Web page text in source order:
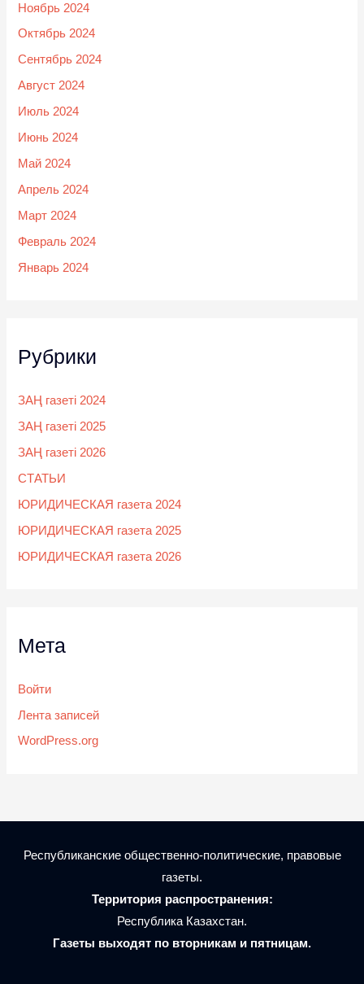
Ноябрь 2024
Октябрь 2024
Сентябрь 2024
Август 2024
Июль 2024
Июнь 2024
Май 2024
Апрель 2024
Март 2024
Февраль 2024
Январь 2024
Рубрики
ЗАҢ газеті 2024
ЗАҢ газеті 2025
ЗАҢ газеті 2026
СТАТЬИ
ЮРИДИЧЕСКАЯ газета 2024
ЮРИДИЧЕСКАЯ газета 2025
ЮРИДИЧЕСКАЯ газета 2026
Мета
Войти
Лента записей
WordPress.org
Республиканские общественно-политические, правовые
газеты.
Территория распространения:
Республика Казахстан.
Газеты выходят по вторникам и пятницам.